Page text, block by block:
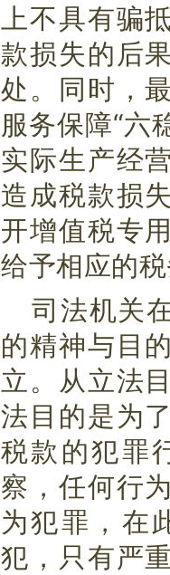
上不具有骗
款损失的后
处。同时，
服务保障“六
实际生产经
造成税款损
开增值税专
给予相应的
司法机关
的精神与目
立。从立法
法目的是为
税款的犯罪
察，任何行
为犯罪，在
犯，只有严